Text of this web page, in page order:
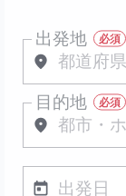
出発地
目的地